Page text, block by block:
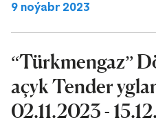
9 noýabr 2023
“Türkmengaz”
açyk Tender
02.11.2023 -